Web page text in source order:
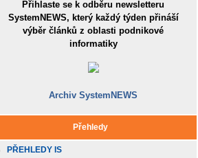
Přihlaste se k odběru newsletteru
SystemNEWS, který každý týden přináší
výběr článků z oblasti podnikové
informatiky
Archiv SystemNEWS
Přehledy
PŘEHLEDY IS